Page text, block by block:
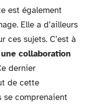
est également
Elle a d’ailleurs
ces sujets. C’est à
une collaboration
dernier
de cette
se comprenaient